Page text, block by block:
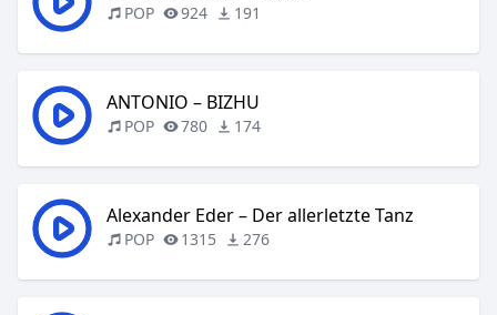
POP 924 191
ANTONIO – BIZHU
POP 780 174
Alexander Eder – Der allerletzte Tanz
POP 1315 276